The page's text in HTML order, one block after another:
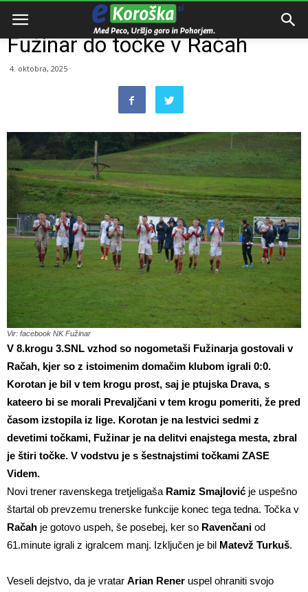
Domov
Fužinar do točke v Račah
4. oktobra, 2025
Vir: facebook NK Fužinar
V 8.krogu 3.SNL vzhod so nogometaši Fužinarja gostovali v
Račah, kjer so z istoimenim domačim klubom igrali 0:0.
Korotan je bil v tem krogu prost, saj je ptujska Drava, s
kateero bi se morali Prevaljčani v tem krogu pomeriti, že pred
časom izstopila iz lige. Korotan je na lestvici sedmi z
devetimi točkami, Fužinar je na delitvi enajstega mesta, zbral
je štiri točke. V vodstvu je s šestnajstimi točkami ZASE
Videm.
Novi trener ravenskega tretjeligaša Ramiz Smajlović je uspešno
štartal ob prevzemu trenerske funkcije konec tega tedna. Točka v
Račah je gotovo uspeh, še posebej, ker so Ravenčani od
61.minute igrali z igralcem manj. Izključen je bil Matevž Turkuš.
Veseli dejstvo, da je vratar Arian Rener uspel ohraniti svojo